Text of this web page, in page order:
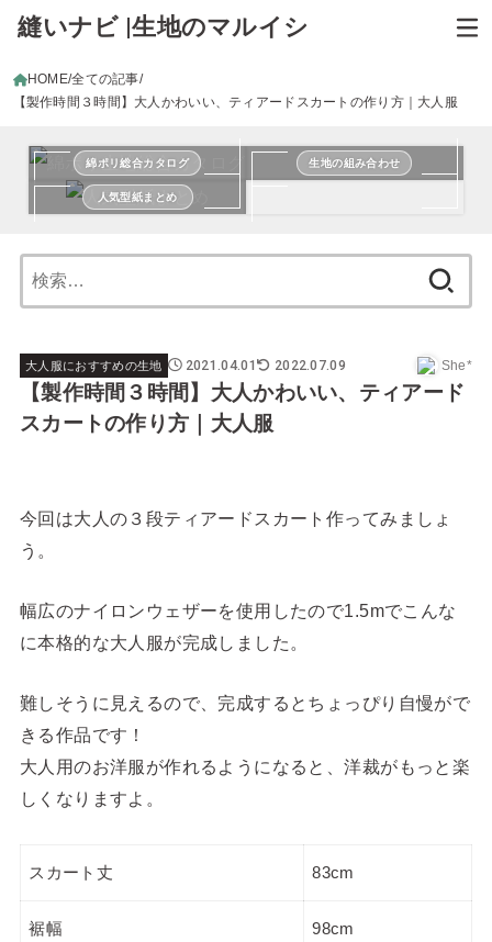
縫いナビ |生地のマルイシ
HOME 全ての記事
【製作時間３時間】大人かわいい、ティアードスカートの作り方｜大人服
綿ポリ総合カタログ 生地の組み合わせ
人気型紙まとめ
索:
大人服におすすめの生地 2021.04.01 2022.07.09 She*
【製作時間３時間】大人かわいい、ティアード
スカートの作り方｜大人服
今回は大人の３段ティアードスカート作ってみましょ
う。
幅広のナイロンウェザーを使用したので1.5mでこんな
に本格的な大人服が完成しました。
難しそうに見えるので、完成するとちょっぴり自慢がで
きる作品です！
大人用のお洋服が作れるようになると、洋裁がもっと楽
しくなりますよ。
スカート丈 83cm
裾幅 98cm